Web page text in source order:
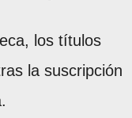
los títulos
la suscripción